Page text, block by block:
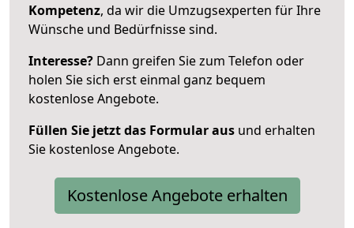
Kompetenz, da wir die Umzugsexperten für Ihre
Wünsche und Bedürfnisse sind.
Interesse? Dann greifen Sie zum Telefon oder
holen Sie sich erst einmal ganz bequem
kostenlose Angebote.
Füllen Sie jetzt das Formular aus und erhalten
Sie kostenlose Angebote.
Kostenlose Angebote erhalten